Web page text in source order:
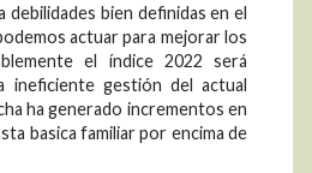
debilidades bien definidas en el
actuar para mejorar los
el índice 2022 será
ineficiente gestión del actual
ha generado incrementos en
basica familiar por encima de